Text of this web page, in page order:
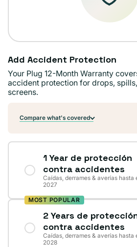
Add Accident Protection
Your Plug 12-Month Warranty
accident protection for drops,
screens.
Compare what's covered
1 Year de protección
contra accidentes
Caídas, derrames & averías hasta
2027
MOST POPULAR
2 Years de
contra accidentes
Caídas, derrames & averías hasta
2028